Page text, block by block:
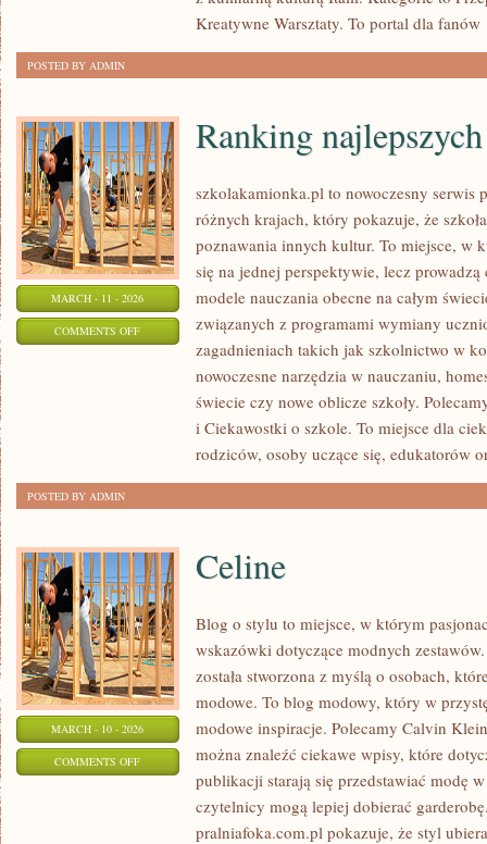
Kreatywne Warsztaty. To portal dla fanów
POSTED BY ADMIN
MARCH - 11 - 2026
COMMENTS OFFON
NAJLEPSZYCH
Ranking
szkolakamionka.pl to nowoczesny serwis
różnych krajach, który pokazuje, że
poznawania innych kultur. To miejsce, w
się na jednej perspektywie, lecz
modele nauczania obecne na całym
związanych z programami wymiany
zagadnieniach takich jak szkolnictwo w
nowoczesne narzędzia w nauczaniu,
świecie czy nowe oblicze szkoły.
i Ciekawostki o szkole. To miejsce dla
rodziców, osoby uczące się, edukatorów
POSTED BY ADMIN
MARCH - 10 - 2026
COMMENTS OFFON
Celine
Blog o stylu to miejsce, w którym
wskazówki dotyczące modnych
została stworzona z myślą o osobach,
modowe. To blog modowy, który w
modowe inspiracje. Polecamy Calvin
można znaleźć ciekawe wpisy, które
publikacji starają się przedstawiać modę
czytelnicy mogą lepiej dobierać
pralniafoka.com.pl pokazuje, że styl